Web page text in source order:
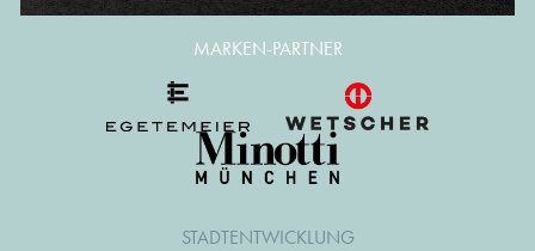
STADTENTWICKLUNG